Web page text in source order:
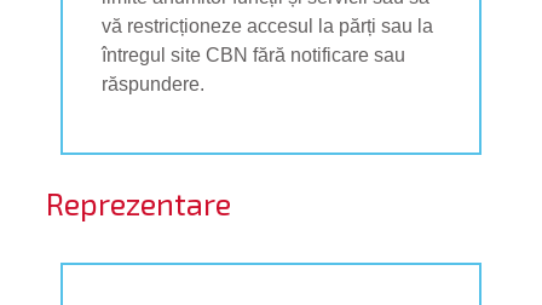
vă restricționeze accesul la părți sau la
întregul site CBN fără notificare sau
răspundere.
Reprezentare